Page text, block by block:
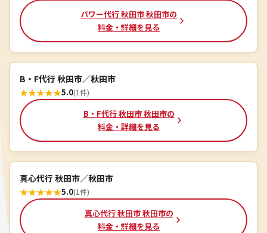
パワー代行 秋田市 秋田市の
料金・詳細を見る
B・F代行 秋田市／秋田市
★★★★★5.0(1件)
B・F代行 秋田市 秋田市の
料金・詳細を見る
真心代行 秋田市／秋田市
★★★★★5.0(1件)
真心代行 秋田市 秋田市の
料金・詳細を見る